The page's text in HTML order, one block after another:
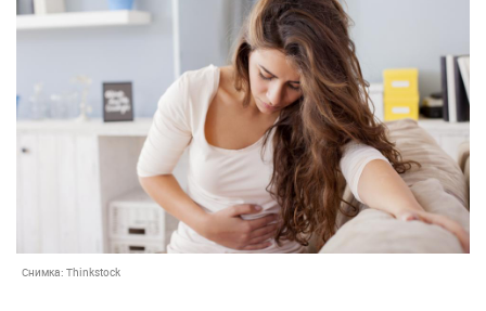
Снимка: Thinkstock